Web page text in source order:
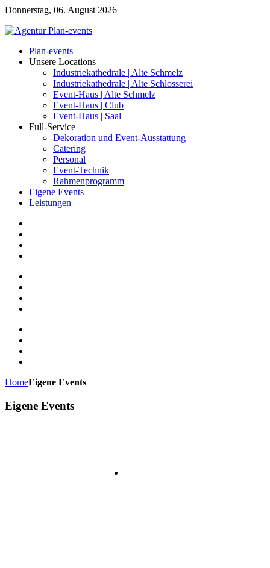
Donnerstag, 06. August 2026
Plan-events
Unsere Locations
Industriekathedrale | Alte Schmelz
Industriekathedrale | Alte Schlosserei
Event-Haus | Alte Schmelz
Event-Haus | Club
Event-Haus | Saal
Full-Service
Dekoration und Event-Ausstattung
Catering
Personal
Event-Technik
Rahmenprogramm
Eigene Events
Leistungen
HomeEigene Events
Eigene Events